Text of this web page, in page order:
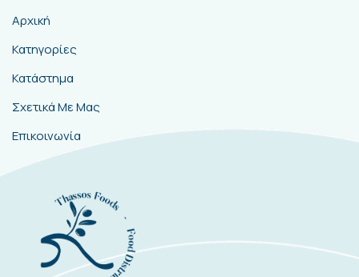
Αρχική
Κατηγορίες
Κατάστημα
Σχετικά Με Μας
Επικοινωνία